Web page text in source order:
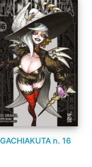
GACHIAKUTA n. 16